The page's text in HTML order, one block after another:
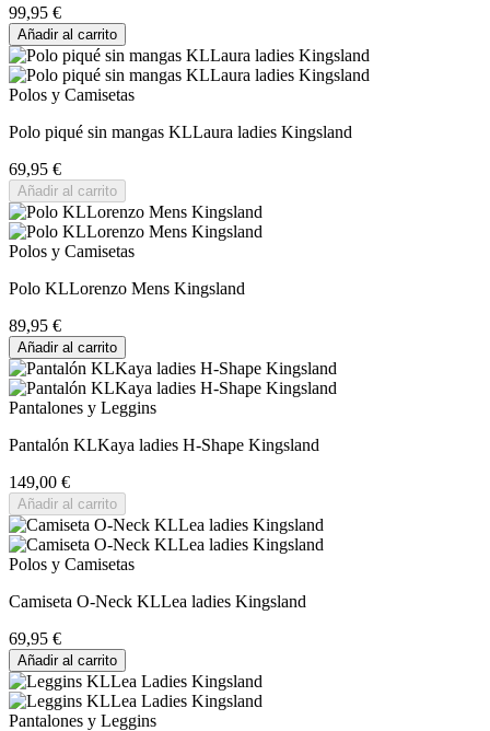
99,95 €
Añadir al carrito
Polos y Camisetas
Polo piqué sin mangas KLLaura ladies Kingsland
69,95 €
Añadir al carrito
Polos y Camisetas
Polo KLLorenzo Mens Kingsland
89,95 €
Añadir al carrito
Pantalones y Leggins
Pantalón KLKaya ladies H-Shape Kingsland
149,00 €
Añadir al carrito
Polos y Camisetas
Camiseta O-Neck KLLea ladies Kingsland
69,95 €
Añadir al carrito
Pantalones y Leggins